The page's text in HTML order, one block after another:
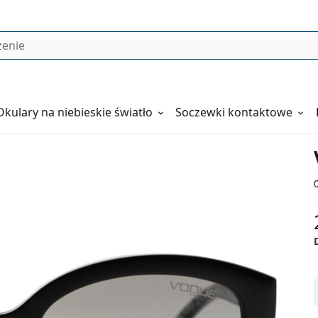
Soczewki kontaktowe
na niebieskie światło